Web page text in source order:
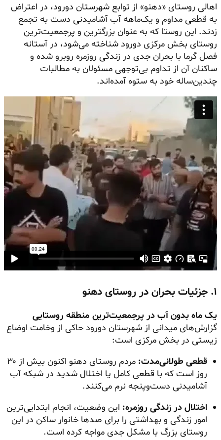
اهالی روستای «دهنو» از توابع شهرستان دورود، در اعتراض
به قطعی مداوم و یک‌ماهه آب آشامیدنی دست به تجمع
زدند. این روستا که به عنوان بزرگترین و پرجمعیت‌ترین
روستای بخش مرکزی دورود شناخته می‌شود، در آستانه
فصل گرما با بحران جدی در زندگی روزمره روبرو شده و
ساکنان آن از تداوم بی‌توجهی مسئولان به مطالبات
چندین‌ساله خود به ستوه آمده‌اند.
۱. جزئیات بحران در روستای دهنو
یک ماه بدون آب در پرجمعیت‌ترین منطقه روستایی
گزارش‌های میدانی از شهرستان دورود حاکی از وخامت اوضاع
زیستی در بخش مرکزی است:
قطعی طولانی‌مدت:
مردم روستای دهنو اکنون بیش از ۳۰
روز است که با قطعی کامل یا اختلال شدید در شبکه آب
آشامیدنی دست‌وپنجه نرم می‌کنند.
اختلال در زندگی روزمره: این وضعیت، انجام ابتدایی‌ترین
امور زندگی و بهداشتی را برای صدها خانوار ساکن در این
روستای بزرگ با مشکل جدی مواجه کرده است.